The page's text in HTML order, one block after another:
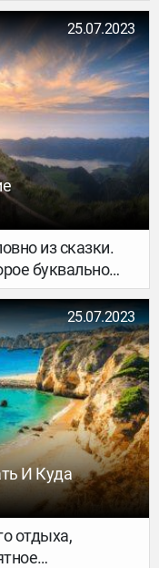
в которых
это волшебное
по-настоящему
25.07.2023
из сказки.
буквально
в зелени
домик
источниками
25.07.2023
И Куда
отдыха,